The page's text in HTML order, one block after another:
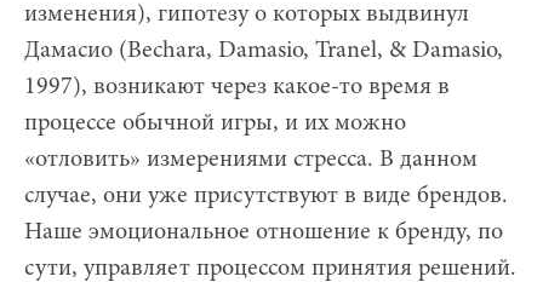
изменения), гипотезу о которых выдвинул
Дамасио (Bechara, Damasio, Tranel, & Damasio,
1997), возникают через какое-то время в
процессе обычной игры, и их можно
«отловить» измерениями стресса. В данном
случае, они уже присутствуют в виде брендов.
Наше эмоциональное отношение к бренду, по
сути, управляет процессом принятия решений.